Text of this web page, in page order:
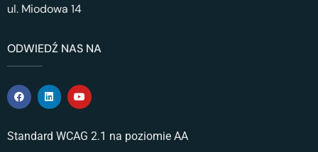
ul. Miodowa 14
ODWIEDŹ NAS NA
Standard WCAG 2.1 na poziomie AA